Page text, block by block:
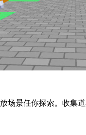
场景任你探索。收集